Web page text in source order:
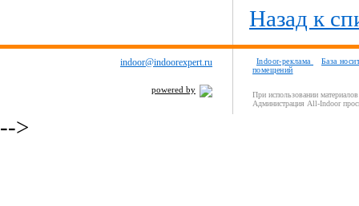
Назад к
indoor@indoorexpert.ru
powered by
Indoor-реклама
База
помещений
При использовании
Администрация All-Indoor
-->